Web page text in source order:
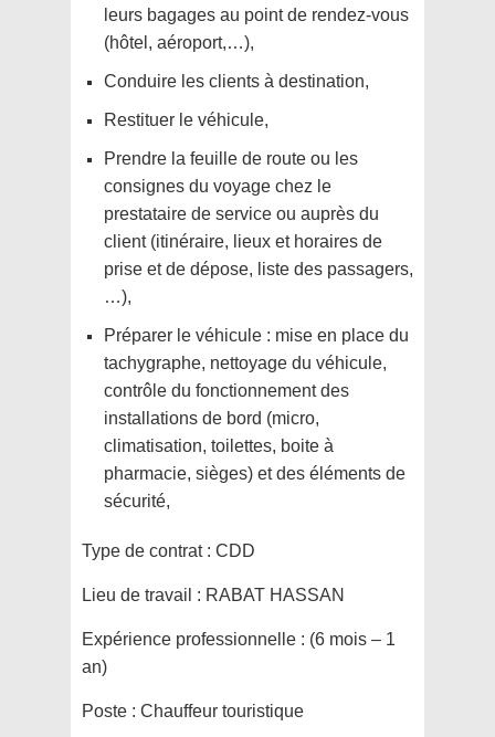
leurs bagages au point de rendez-vous
(hôtel, aéroport,…),
Conduire les clients à destination,
Restituer le véhicule,
Prendre la feuille de route ou les
consignes du voyage chez le
prestataire de service ou auprès du
client (itinéraire, lieux et horaires de
prise et de dépose, liste des passagers,
…),
Préparer le véhicule : mise en place du
tachygraphe, nettoyage du véhicule,
contrôle du fonctionnement des
installations de bord (micro,
climatisation, toilettes, boite à
pharmacie, sièges) et des éléments de
sécurité,
Type de contrat : CDD
Lieu de travail : RABAT HASSAN
Expérience professionnelle : (6 mois – 1
an)
Poste : Chauffeur touristique